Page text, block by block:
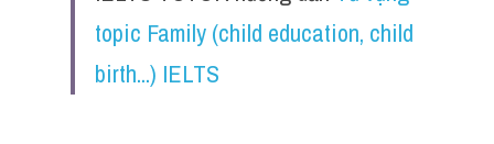
topic Family (child education, child
birth...) IELTS